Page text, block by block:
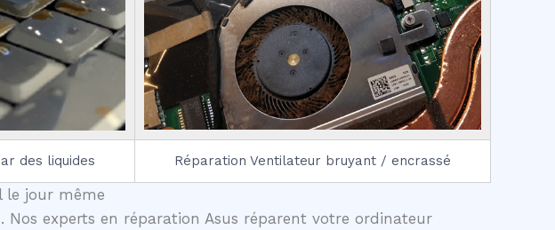
des liquides Réparation Ventilateur bruyant / encrassé
le jour même
Nos experts en réparation Asus réparent votre ordinateur